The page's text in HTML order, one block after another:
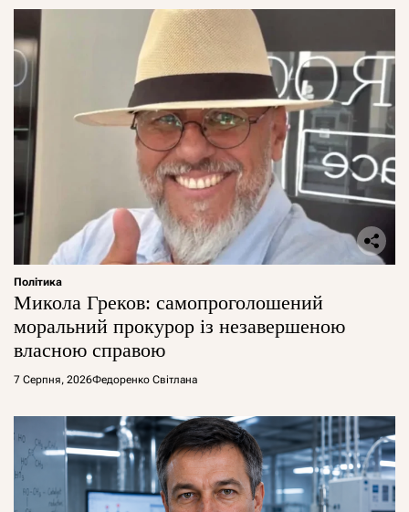
Політика
Микола Греков: самопроголошений
моральний прокурор із незавершеною
власною справою
7 Серпня, 2026Федоренко Світлана